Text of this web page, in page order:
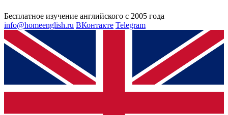
Бесплатное изучение английского с 2005 года
info@homeenglish.ru ВКонтакте Telegram